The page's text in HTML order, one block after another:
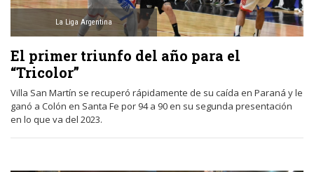
La Liga Argentina
El primer triunfo del año para el
“Tricolor”
Villa San Martín se recuperó rápidamente de su caída en Paraná y le
ganó a Colón en Santa Fe por 94 a 90 en su segunda presentación
en lo que va del 2023.